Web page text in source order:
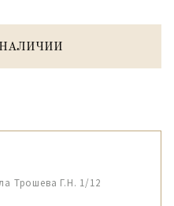
Трошева Г.Н. 1/12